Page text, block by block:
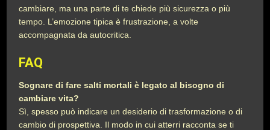
cambiare, ma una parte di te chiede più sicurezza o più
tempo. L’emozione tipica è frustrazione, a volte
accompagnata da autocritica.
FAQ
Sognare di fare salti mortali è legato al bisogno di
cambiare vita?
Sì, spesso può indicare un desiderio di trasformazione o di
cambio di prospettiva. Il modo in cui atterri racconta se ti